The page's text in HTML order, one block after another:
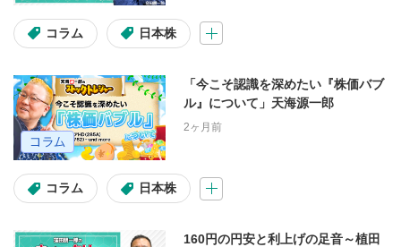
松井証券からのお知らせ
コラム 日本株
「今こそ認識を深めたい『株価バブ
ル』について」天海源一郎
2ヶ月前
コラム 日本株
160円の円安と利上げの足音～植田